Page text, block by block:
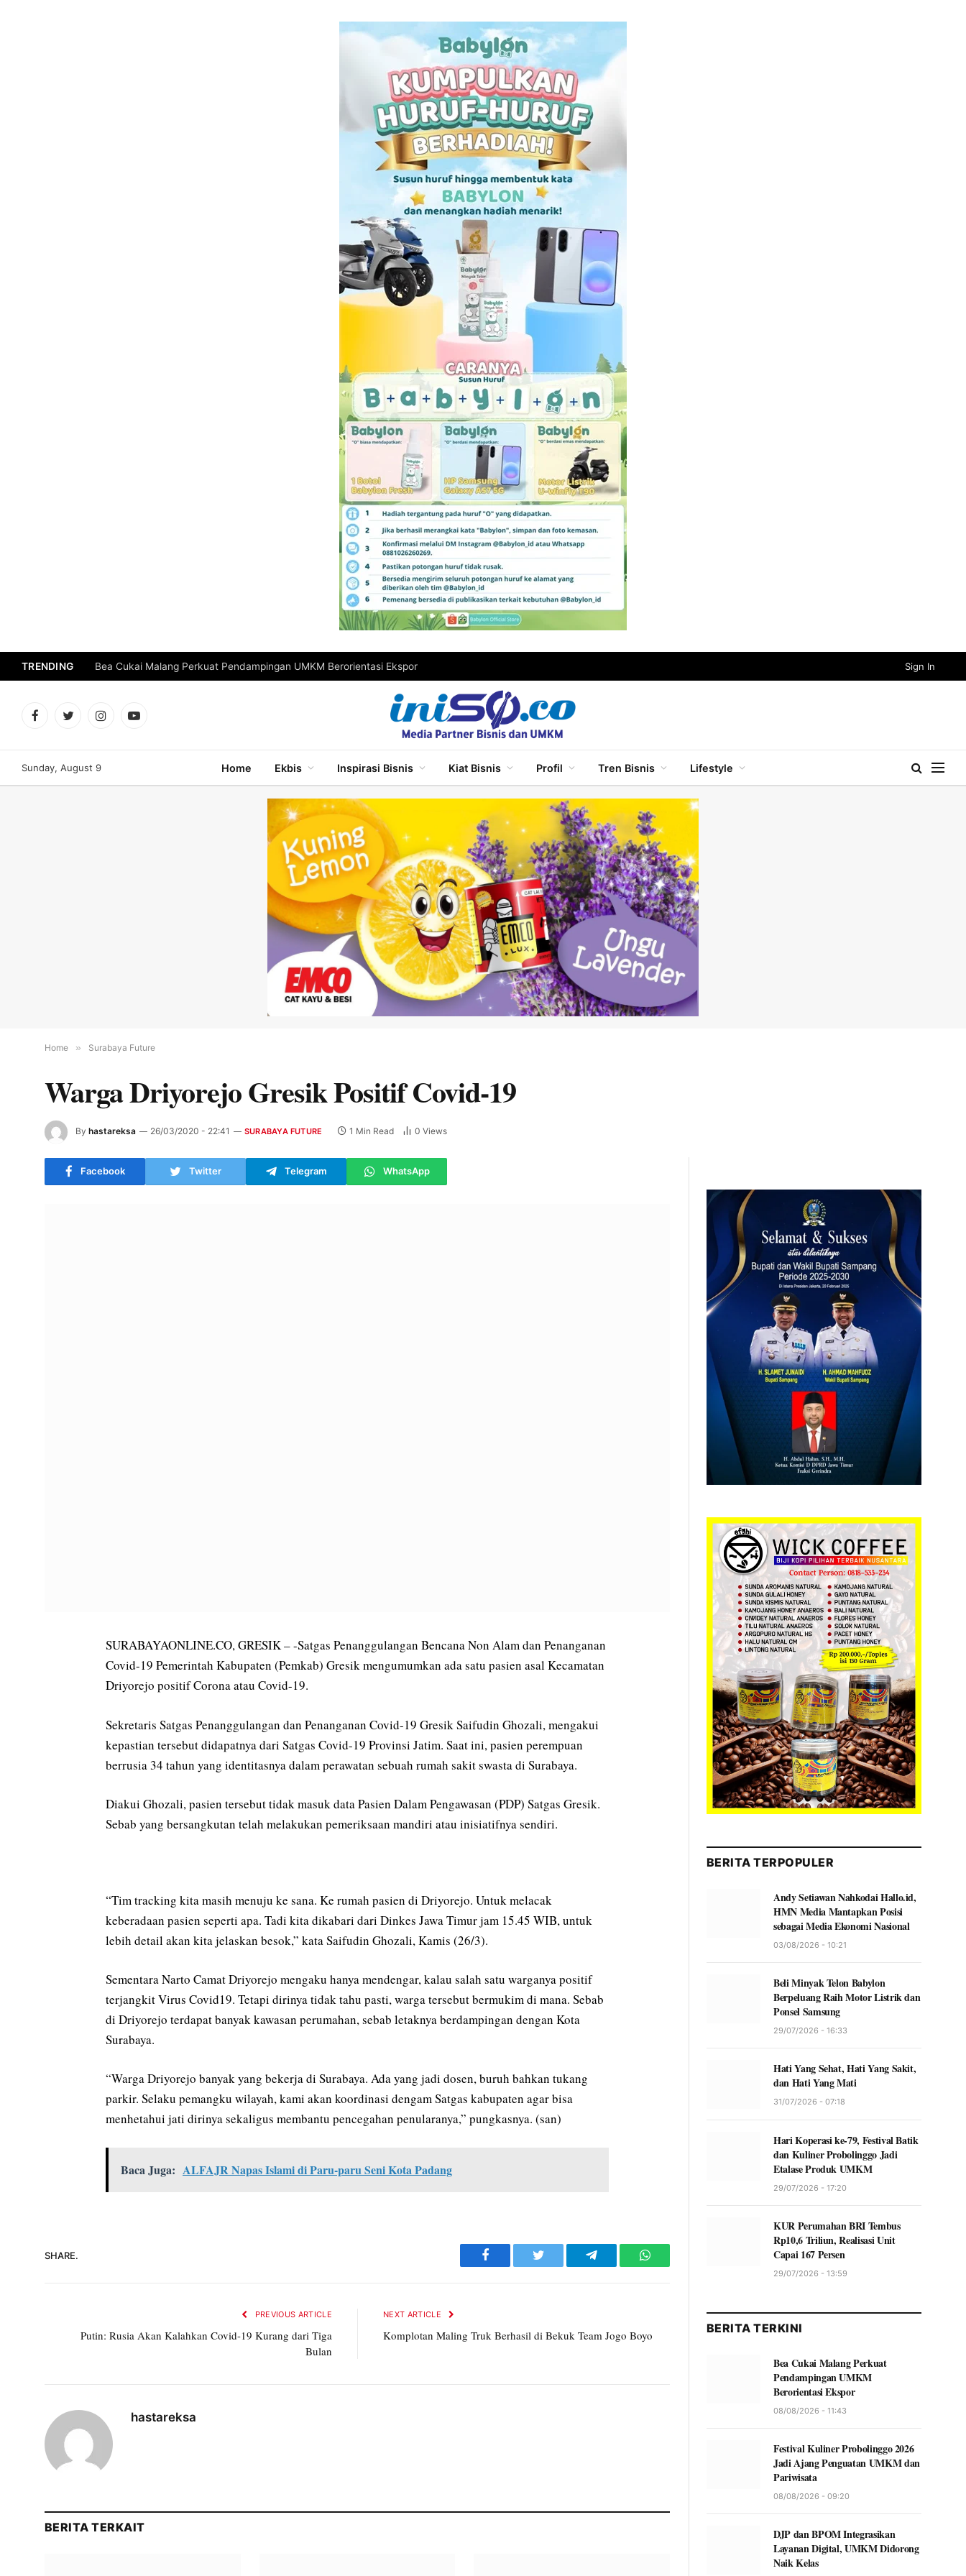
TRENDING Bea Cukai Malang Perkuat Pendampingan UMKM Berorientasi Ekspor Sign In
FacebookTwitterInstagramYouTube
Sunday, August 9 Home Ekbis Inspirasi Bisnis Kiat Bisnis Profil Tren Bisnis Lifestyle
Home » Surabaya Future
Warga Driyorejo Gresik Positif Covid-19
By hastareksa 26/03/2020 - 22:41 SURABAYA FUTURE 1 Min Read 0Views
Facebook Twitter Telegram WhatsApp
SURABAYAONLINE.CO, GRESIK – -Satgas Penanggulangan Bencana Non Alam dan Penanganan
Covid-19 Pemerintah Kabupaten (Pemkab) Gresik mengumumkan ada satu pasien asal Kecamatan
Driyorejo positif Corona atau Covid-19.
Sekretaris Satgas Penanggulangan dan Penanganan Covid-19 Gresik Saifudin Ghozali, mengakui
kepastian tersebut didapatnya dari Satgas Covid-19 Provinsi Jatim. Saat ini, pasien perempuan
berrusia 34 tahun yang identitasnya dalam perawatan sebuah rumah sakit swasta di Surabaya.
Diakui Ghozali, pasien tersebut tidak masuk data Pasien Dalam Pengawasan (PDP) Satgas Gresik.
Sebab yang bersangkutan telah melakukan pemeriksaan mandiri atau inisiatifnya sendiri.
“Tim tracking kita masih menuju ke sana. Ke rumah pasien di Driyorejo. Untuk melacak
keberadaan pasien seperti apa. Tadi kita dikabari dari Dinkes Jawa Timur jam 15.45 WIB, untuk
lebih detail akan kita jelaskan besok,” kata Saifudin Ghozali, Kamis (26/3).
Sementara Narto Camat Driyorejo mengaku hanya mendengar, kalau salah satu warganya positif
terjangkit Virus Covid19. Tetapi dirinya tidak tahu pasti, warga tersebut bermukim di mana. Sebab
di Driyorejo terdapat banyak kawasan perumahan, sebab letaknya berdampingan dengan Kota
Surabaya.
“Warga Driyorejo banyak yang bekerja di Surabaya. Ada yang jadi dosen, buruh bahkan tukang
parkir. Selaku pemangku wilayah, kami akan koordinasi dengam Satgas kabupaten agar bisa
menhetahui jati dirinya sekaligus membantu pencegahan penularanya,” pungkasnya. (san)
Baca Juga: ALFAJR Napas Islami di Paru-paru Seni Kota Padang
SHARE.
Facebook Twitter Telegram WhatsApp
PREVIOUS ARTICLE
Putin: Rusia Akan Kalahkan Covid-19 Kurang dari Tiga
Bulan
NEXT ARTICLE
Komplotan Maling Truk Berhasil di Bekuk Team Jogo Boyo
hastareksa
BERITA TERKAIT
BERITA TERPOPULER
Andy Setiawan Nahkodai Hallo.id,
HMN Media Mantapkan Posisi
sebagai Media Ekonomi Nasional
03/08/2026 - 10:21
Beli Minyak Telon Babylon
Berpeluang Raih Motor Listrik dan
Ponsel Samsung
29/07/2026 - 16:33
Hati Yang Sehat, Hati Yang Sakit,
dan Hati Yang Mati
31/07/2026 - 07:18
Hari Koperasi ke-79, Festival Batik
dan Kuliner Probolinggo Jadi
Etalase Produk UMKM
29/07/2026 - 17:20
KUR Perumahan BRI Tembus
Rp10,6 Triliun, Realisasi Unit
Capai 167 Persen
29/07/2026 - 13:59
BERITA TERKINI
Bea Cukai Malang Perkuat
Pendampingan UMKM
Berorientasi Ekspor
08/08/2026 - 11:43
Festival Kuliner Probolinggo 2026
Jadi Ajang Penguatan UMKM dan
Pariwisata
08/08/2026 - 09:20
DJP dan BPOM Integrasikan
Layanan Digital, UMKM Didorong
Naik Kelas